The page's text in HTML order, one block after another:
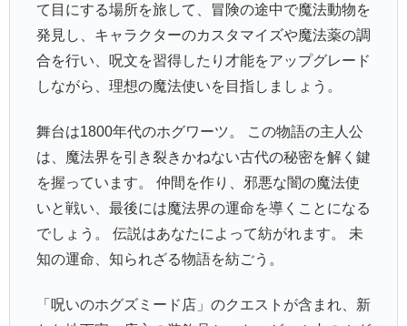
て目にする場所を旅して、冒険の途中で魔法動物を
発見し、キャラクターのカスタマイズや魔法薬の調
合を行い、呪文を習得したり才能をアップグレード
しながら、理想の魔法使いを目指しましょう。
舞台は1800年代のホグワーツ。 この物語の主人公
は、魔法界を引き裂きかねない古代の秘密を解く鍵
を握っています。 仲間を作り、邪悪な闇の魔法使
いと戦い、最後には魔法界の運命を導くことになる
でしょう。 伝説はあなたによって紡がれます。 未
知の運命、知られざる物語を紡ごう。
「呪いのホグズミード店」のクエストが含まれ、新